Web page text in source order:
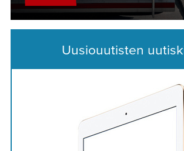
Uusiouutisten